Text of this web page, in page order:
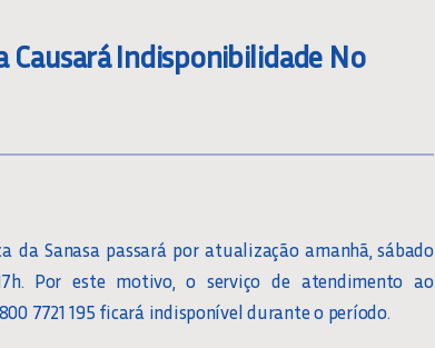
Causará Indisponibilidade No
da Sanasa passará por atualização amanhã, sábado
Por este motivo, o serviço de atendimento ao
7721 195 ficará indisponível durante o período.